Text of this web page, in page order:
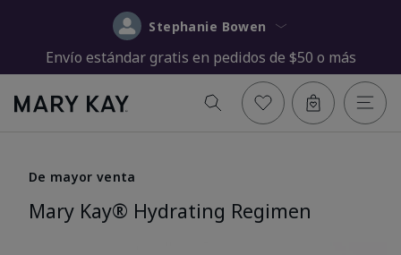
Stephanie Bowen
Envío estándar gratis en pedidos de $50 o más
De mayor venta
Mary Kay® Hydrating Regimen